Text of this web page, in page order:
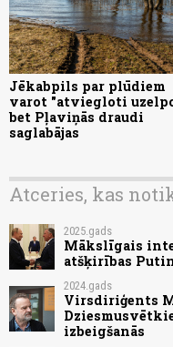
Jēkabpils par plūdiem
varot "atviegloti
bet Pļaviņās draudi
saglabājas
Atceries, kas
2025.gads
Mākslīgais
atšķirības
2024.gads
Virsdiriģents
izbeigšanās